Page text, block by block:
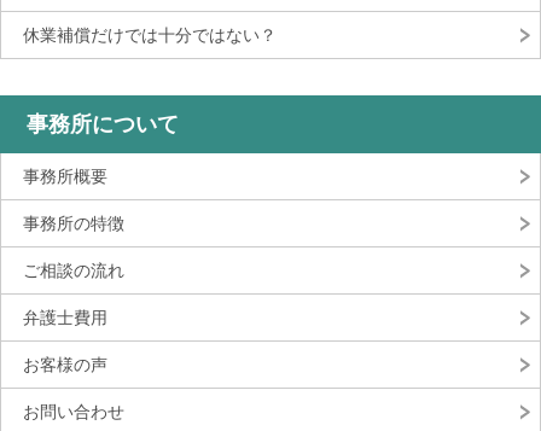
休業補償だけでは十分ではない？
事務所について
事務所概要
事務所の特徴
ご相談の流れ
弁護士費用
お客様の声
お問い合わせ